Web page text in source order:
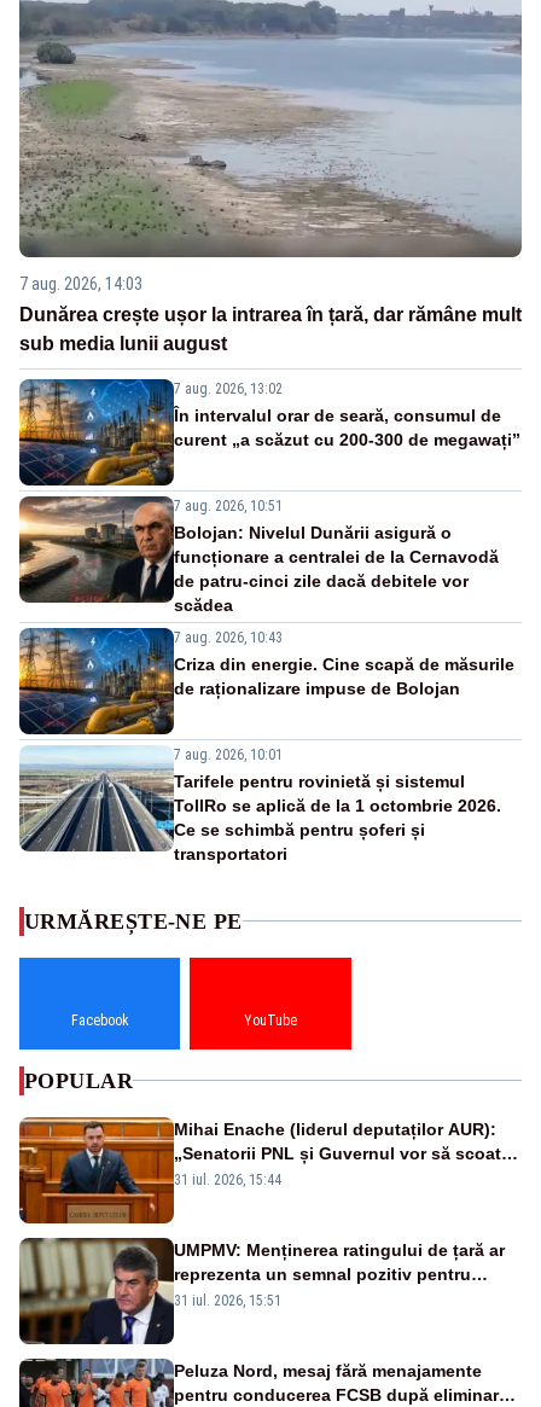
7 aug. 2026, 14:03
Dunărea crește ușor la intrarea în țară, dar rămâne mult
sub media lunii august
7 aug. 2026, 13:02
În intervalul orar de seară, consumul de
curent „a scăzut cu 200-300 de megawați”
7 aug. 2026, 10:51
Bolojan: Nivelul Dunării asigură o
funcționare a centralei de la Cernavodă
de patru-cinci zile dacă debitele vor
scădea
7 aug. 2026, 10:43
Criza din energie. Cine scapă de măsurile
de raționalizare impuse de Bolojan
7 aug. 2026, 10:01
Tarifele pentru rovinietă și sistemul
TollRo se aplică de la 1 octombrie 2026.
Ce se schimbă pentru șoferi și
transportatori
URMĂREȘTE-NE PE
Facebook YouTube
POPULAR
Mihai Enache (liderul deputaților AUR):
„Senatorii PNL și Guvernul vor să scoată
la vânzare bunuri publice pentru a stinge
31 iul. 2026, 15:44
UMPMV: Menținerea ratingului de țară ar
reprezenta un semnal pozitiv pentru
România. Autoritățile trebuie să continue
31 iul. 2026, 15:51
Peluza Nord, mesaj fără menajamente
pentru conducerea FCSB după eliminarea